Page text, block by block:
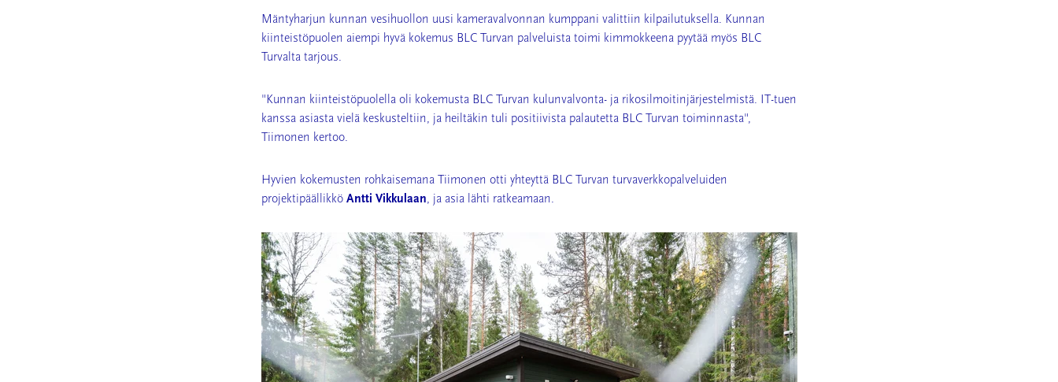
Mäntyharjun kunnan vesihuollon uusi kameravalvonnan kumppani valittiin kilpailutuksella. Kunnan
kiinteistöpuolen aiempi hyvä kokemus BLC Turvan palveluista toimi kimmokkeena pyytää myös BLC
Turvalta tarjous.
"Kunnan kiinteistöpuolella oli kokemusta BLC Turvan kulunvalvonta- ja rikosilmoitinjärjestelmistä. IT-tuen
kanssa asiasta vielä keskusteltiin, ja heiltäkin tuli positiivista palautetta BLC Turvan toiminnasta",
Tiimonen kertoo.
Hyvien kokemusten rohkaisemana Tiimonen otti yhteyttä BLC Turvan turvaverkkopalveluiden
projektipäällikkö Antti Vikkulaan, ja asia lähti ratkeamaan.